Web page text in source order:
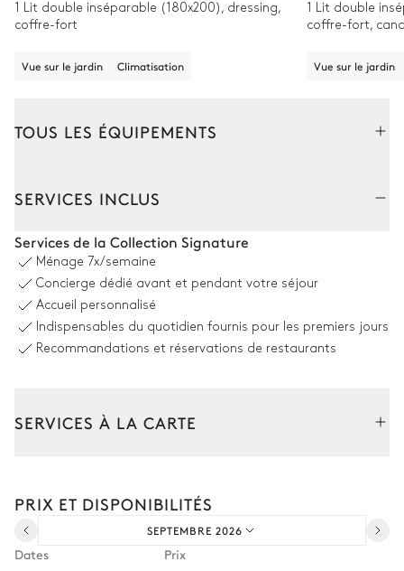
1 Lit double inséparable (180x200), dressing,
coffre-fort
Vue sur le jardin Climatisation
1 Lit double
coffre-fort,
Vue sur le jardin
TOUS LES ÉQUIPEMENTS
Salle à manger extérieure
Piscine
Dimensions : L = 15m, l = 5m
8Transats
Parasol
SERVICES INCLUS
Services de la Collection Signature
Ménage 7x/semaine
Concierge dédié avant et pendant votre séjour
Accueil personnalisé
Indispensables du quotidien fournis pour les premiers jours
Recommandations et réservations de restaurants
SERVICES À LA CARTE
Transfert à l'arrivée et au départ
Courses livrées avant l'arrivée
PRIX ET DISPONIBILITÉS
SEPTEMBRE 2026
Dates
Prix